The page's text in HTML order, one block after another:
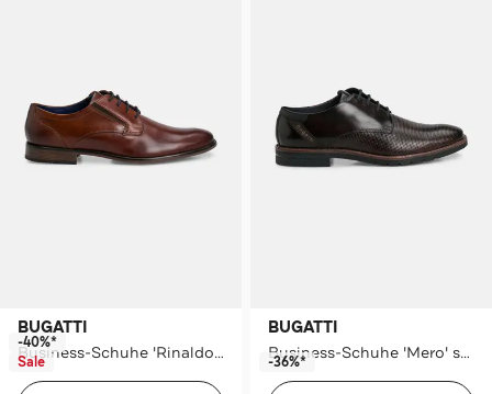
BUGATTI
Business-Schuhe 'Rinaldo' cognac
-40%*
Sale
BUGATTI
Business-Schuhe 'Mero' schwarzrot
-36%*